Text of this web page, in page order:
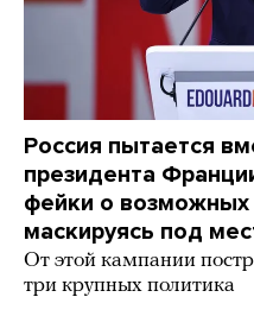
Россия пытается
президента
фейки о возможных
маскируясь под
От этой кампании
три крупных политика